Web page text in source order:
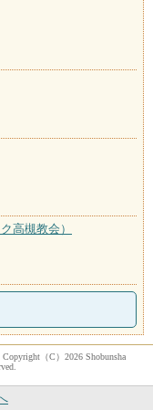
高槻教会）
（C）2026 Shobunsha